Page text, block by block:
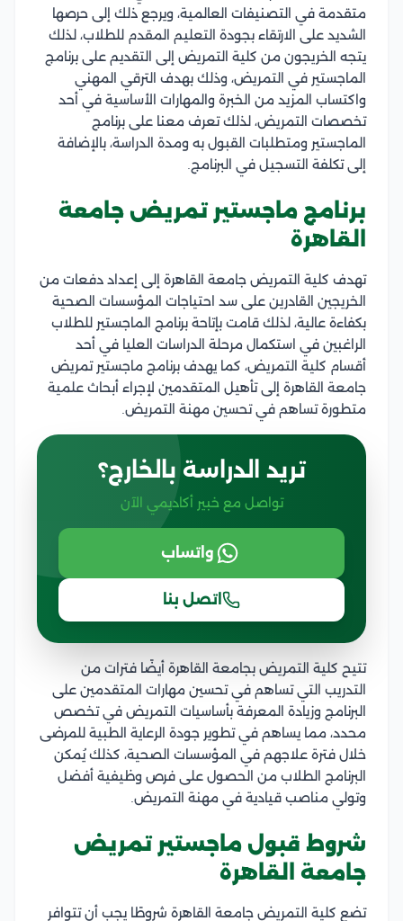
متقدمة في التصنيفات العالمية، ويرجع ذلك إلى حرصها
الشديد على الارتقاء بجودة التعليم المقدم للطلاب، لذلك
يتجه الخريجون من كلية التمريض إلى التقديم على برنامج
الماجستير في التمريض، وذلك بهدف الترقي المهني
واكتساب المزيد من الخبرة والمهارات الأساسية في أحد
تخصصات التمريض، لذلك تعرف معنا على برنامج
الماجستير ومتطلبات القبول به ومدة الدراسة، بالإضافة
إلى تكلفة التسجيل في البرنامج.
برنامج ماجستير تمريض جامعة
القاهرة
تهدف كلية التمريض جامعة القاهرة إلى إعداد دفعات من
الخريجين القادرين على سد احتياجات المؤسسات الصحية
بكفاءة عالية، لذلك قامت بإتاحة برنامج الماجستير للطلاب
الراغبين في استكمال مرحلة الدراسات العليا في أحد
أقسام كلية التمريض، كما يهدف برنامج ماجستير تمريض
جامعة القاهرة إلى تأهيل المتقدمين لإجراء أبحاث علمية
متطورة تساهم في تحسين مهنة التمريض.
تريد الدراسة بالخارج؟
تواصل مع خبير أكاديمي الآن
واتساب
اتصل بنا
تتيح كلية التمريض بجامعة القاهرة أيضًا فترات من
التدريب التي تساهم في تحسين مهارات المتقدمين على
البرنامج وزيادة المعرفة بأساسيات التمريض في تخصص
محدد، مما يساهم في تطوير جودة الرعاية الطبية للمرضى
خلال فترة علاجهم في المؤسسات الصحية، كذلك يُمكن
البرنامج الطلاب من الحصول على فرص وظيفية أفضل
وتولي مناصب قيادية في مهنة التمريض.
شروط قبول ماجستير تمريض
جامعة القاهرة
تضع كلية التمريض جامعة القاهرة شروطًا يجب أن تتوافر